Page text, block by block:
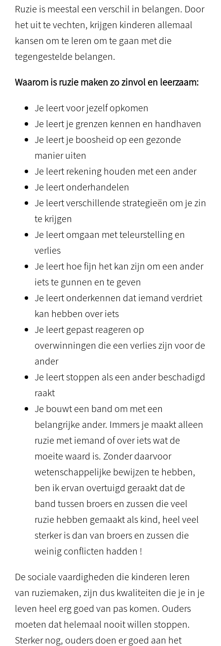
Ruzie is meestal een verschil in belangen. Door
het uit te vechten, krijgen kinderen allemaal
kansen om te leren om te gaan met die
tegengestelde belangen.
Waarom is ruzie maken zo zinvol en leerzaam:
Je leert voor jezelf opkomen
Je leert je grenzen kennen en handhaven
Je leert je boosheid op een gezonde
manier uiten
Je leert rekening houden met een ander
Je leert onderhandelen
Je leert verschillende strategieën om je zin
te krijgen
Je leert omgaan met teleurstelling en
verlies
Je leert hoe fijn het kan zijn om een ander
iets te gunnen en te geven
Je leert onderkennen dat iemand verdriet
kan hebben over iets
Je leert gepast reageren op
overwinningen die een verlies zijn voor de
ander
Je leert stoppen als een ander beschadigd
raakt
Je bouwt een band om met een
belangrijke ander. Immers je maakt alleen
ruzie met iemand of over iets wat de
moeite waard is. Zonder daarvoor
wetenschappelijke bewijzen te hebben,
ben ik ervan overtuigd geraakt dat de
band tussen broers en zussen die veel
ruzie hebben gemaakt als kind, heel veel
sterker is dan van broers en zussen die
weinig conflicten hadden !
De sociale vaardigheden die kinderen leren
van ruziemaken, zijn dus kwaliteiten die je in je
leven heel erg goed van pas komen. Ouders
moeten dat helemaal nooit willen stoppen.
Sterker nog, ouders doen er goed aan het